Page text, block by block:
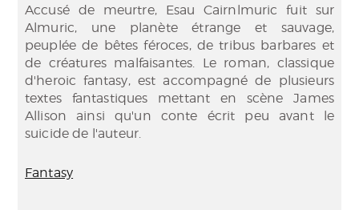
Accusé de meurtre, Esau Cairnlmuric fuit sur
Almuric, une planète étrange et sauvage,
peuplée de bêtes féroces, de tribus barbares et
de créatures malfaisantes. Le roman, classique
d'heroic fantasy, est accompagné de plusieurs
textes fantastiques mettant en scène James
Allison ainsi qu'un conte écrit peu avant le
suicide de l'auteur.
Fantasy